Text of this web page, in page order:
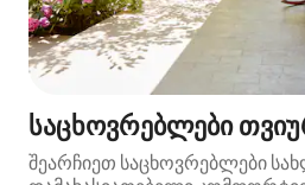
საცხოვრებლები
შეარჩიეთ საცხოვრებლები